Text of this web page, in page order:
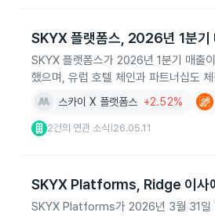
SKYX 플랫폼스, 2026년 1분기
SKYX 플랫폼스가 2026년 1분기 매출
했으며, 유럽 호텔 체인과 파트너십도
스카이 X 플랫폼스 +2.52%
2건의 연관 소식 26.05.11
SKYX Platforms, Ridge 이사
SKYX Platforms가 2026년 3월 31일